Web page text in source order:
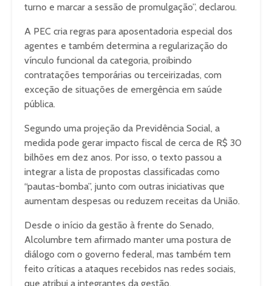
turno e marcar a sessão de promulgação”, declarou.
A PEC cria regras para aposentadoria especial dos
agentes e também determina a regularização do
vínculo funcional da categoria, proibindo
contratações temporárias ou terceirizadas, com
exceção de situações de emergência em saúde
pública.
Segundo uma projeção da Previdência Social, a
medida pode gerar impacto fiscal de cerca de R$ 30
bilhões em dez anos. Por isso, o texto passou a
integrar a lista de propostas classificadas como
“pautas-bomba”, junto com outras iniciativas que
aumentam despesas ou reduzem receitas da União.
Desde o início da gestão à frente do Senado,
Alcolumbre tem afirmado manter uma postura de
diálogo com o governo federal, mas também tem
feito críticas a ataques recebidos nas redes sociais,
que atribui a integrantes da gestão.